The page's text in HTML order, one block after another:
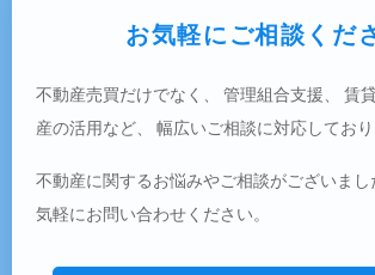
お気軽にご相談くだ
不動産売買だけでなく、 管理組合支援、 賃
産の活用など、 幅広いご相談に対応しており
不動産に関するお悩みやご相談がございまし
気軽にお問い合わせください。